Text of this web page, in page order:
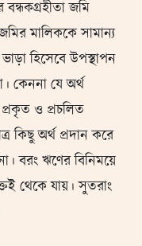
জমি
মালিককে সামান্য
হিসেবে উপস্থাপন
কেননা যে অর্থ
ও প্রচলিত
কিছু অর্থ প্রদান করে
বরং ঋণের বিনিময়ে
থেকে যায়। সুতরাং